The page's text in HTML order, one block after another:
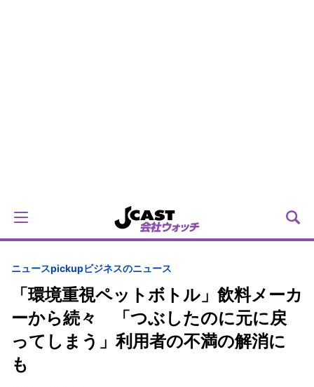
ニュースpickupビジネスのニュース
「環境重視ペットボトル」飲料メーカ
ーから続々 「つぶしたのに元に戻
ってしまう」利用者の不満の解消に
も